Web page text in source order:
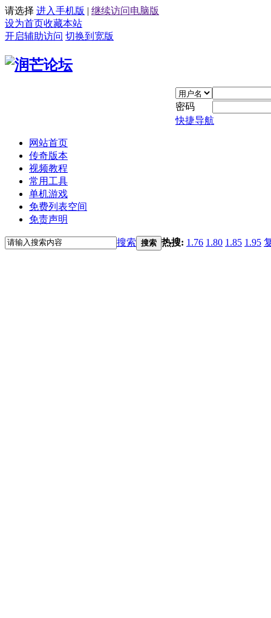
请选择 进入手机版 | 继续访问电脑版
设为首页收藏本站
开启辅助访问 切换到宽版
密码
快捷导航
网站首页
传奇版本
视频教程
常用工具
单机游戏
免费列表空间
免责声明
搜索 搜索 热搜: 1.76 1.80 1.85 1.95